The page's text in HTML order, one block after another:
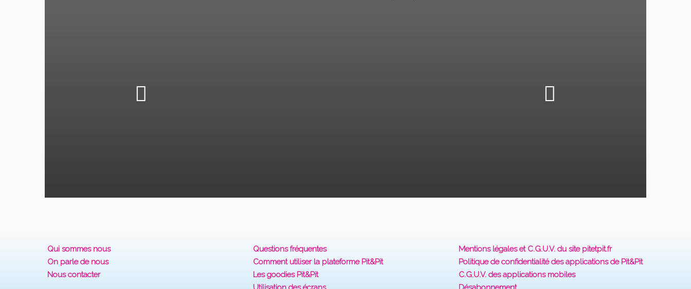
Qui sommes nous
On parle de nous
Nous contacter
Questions fréquentes
Comment utiliser la plateforme Pit&Pit
Les goodies Pit&Pit
Mentions légales et C.G.U.V. du site pitetpit.fr
Politique de confidentialité des applications de Pit&Pit
C.G.U.V. des applications mobiles